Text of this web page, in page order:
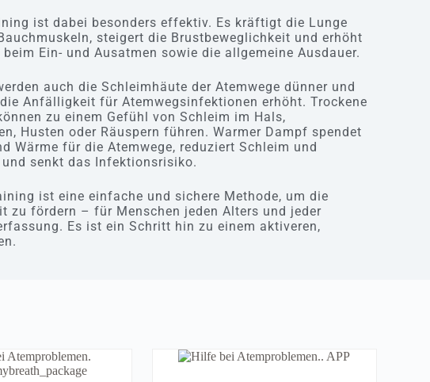
ist dabei besonders effektiv. Es kräftigt die Lunge
steigert die Brustbeweglichkeit und erhöht
Ein- und Ausatmen sowie die allgemeine Ausdauer.
auch die Schleimhäute der Atemwege dünner und
Anfälligkeit für Atemwegsinfektionen erhöht. Trockene
zu einem Gefühl von Schleim im Hals,
Husten oder Räuspern führen. Warmer Dampf spendet
Wärme für die Atemwege, reduziert Schleim und
senkt das Infektionsrisiko.
ist eine einfache und sichere Methode, um die
zu fördern – für Menschen jeden Alters und jeder
Es ist ein Schritt hin zu einem aktiveren,